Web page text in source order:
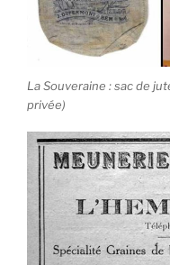
La Souveraine : sac de
privée)